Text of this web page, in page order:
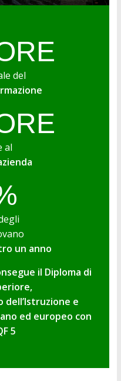
del
al
un anno
il Diploma di
dell’Istruzione e
ed europeo con
5